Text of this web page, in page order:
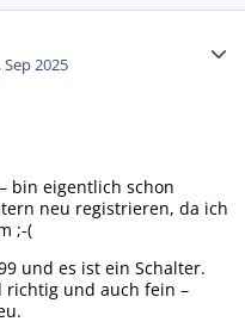
Sep 2025
bin eigentlich schon
neu registrieren, da ich
;-(
und es ist ein Schalter.
richtig und auch fein –